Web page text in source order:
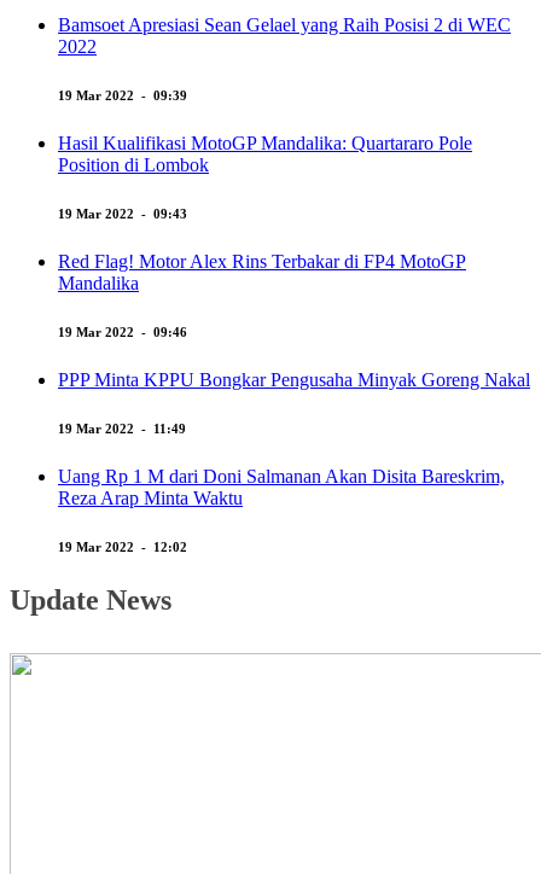
Bamsoet Apresiasi Sean Gelael yang Raih Posisi 2 di WEC
2022
19 Mar 2022 - 09:39
Hasil Kualifikasi MotoGP Mandalika: Quartararo Pole
Position di Lombok
19 Mar 2022 - 09:43
Red Flag! Motor Alex Rins Terbakar di FP4 MotoGP
Mandalika
19 Mar 2022 - 09:46
PPP Minta KPPU Bongkar Pengusaha Minyak Goreng Nakal
19 Mar 2022 - 11:49
Uang Rp 1 M dari Doni Salmanan Akan Disita Bareskrim,
Reza Arap Minta Waktu
19 Mar 2022 - 12:02
Update News